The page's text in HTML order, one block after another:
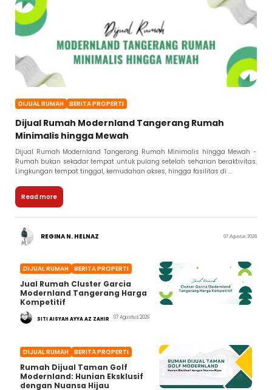
DIJUAL RUMAH BERITA PROPERTI
Dijual Rumah Modernland Tangerang Rumah
Minimalis hingga Mewah
Dijual Rumah Modernland Tangerang Rumah Minimalis hingga Mewah -
Rumah bukan sekadar tempat untuk pulang setelah seharian beraktivitas.
Lingkungan tempat tinggal, kemudahan akses, hingga fasilitas di ...
Read more
REGINA N. HELNAZ 07 Agustus 2026
DIJUAL RUMAH BERITA PROPERTI
Jual Rumah Cluster Garcia
Modernland Tangerang Harga
Kompetitif
SITI AISYAH AYYA AZ ZAHIR 07 Agustus 2026
DIJUAL RUMAH BERITA PROPERTI
Rumah Dijual Taman Golf
Modernland: Hunian Eksklusif
dengan Nuansa Hijau